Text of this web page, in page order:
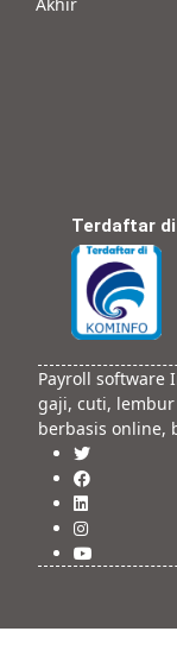
Terdaftar di
Payroll software
gaji, cuti, lembur
berbasis online,